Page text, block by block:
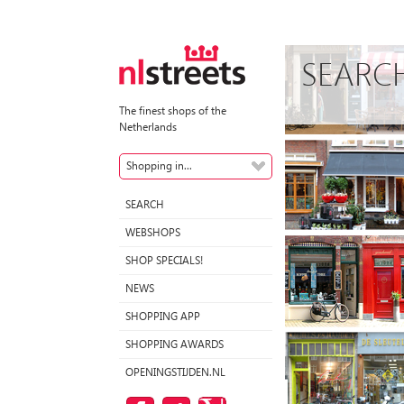
The finest shops of the
Netherlands
Shopping in...
SEARCH
WEBSHOPS
SHOP SPECIALS!
NEWS
SHOPPING APP
SHOPPING AWARDS
OPENINGSTIJDEN.NL